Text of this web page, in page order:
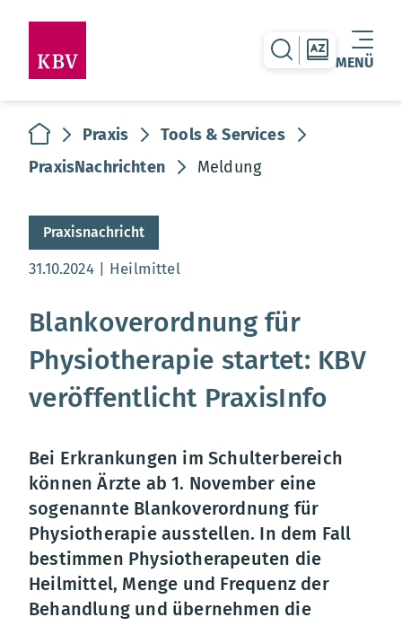
MENÜ
Warenkorb leer
zur Suche-Seite
zur
zur Startseite
Praxis
Tools & Services
PraxisNachrichten
Meldung
Praxisnachricht
Aktualisierungsdatum:
31.10.2024 Heilmittel
Blankoverordnung für
Physiotherapie startet: KBV
veröffentlicht PraxisInfo
Bei Erkrankungen im Schulterbereich
können Ärzte ab 1. November eine
sogenannte Blankoverordnung für
Physiotherapie ausstellen. In dem Fall
bestimmen Physiotherapeuten die
Heilmittel, Menge und Frequenz der
Behandlung und übernehmen die